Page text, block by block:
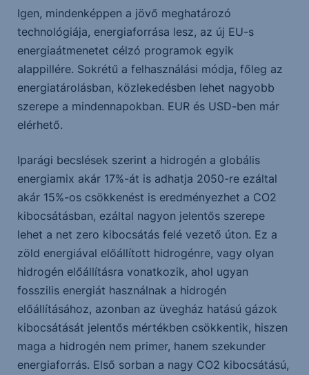
Igen, mindenképpen a jövő meghatározó
technológiája, energiaforrása lesz, az új EU-s
energiaátmenetet célzó programok egyik
alappillére. Sokrétű a felhasználási módja, főleg az
energiatárolásban, közlekedésben lehet nagyobb
szerepe a mindennapokban. EUR és USD-ben már
elérhető.
Iparági becslések szerint a hidrogén a globális
energiamix akár 17%-át is adhatja 2050-re ezáltal
akár 15%-os csökkenést is eredményezhet a CO2
kibocsátásban, ezáltal nagyon jelentős szerepe
lehet a net zero kibocsátás felé vezető úton. Ez a
zöld energiával előállított hidrogénre, vagy olyan
hidrogén előállításra vonatkozik, ahol ugyan
fosszilis energiát használnak a hidrogén
előállításához, azonban az üvegház hatású gázok
kibocsátását jelentős mértékben csökkentik, hiszen
maga a hidrogén nem primer, hanem szekunder
energiaforrás. Első sorban a nagy CO2 kibocsátású,